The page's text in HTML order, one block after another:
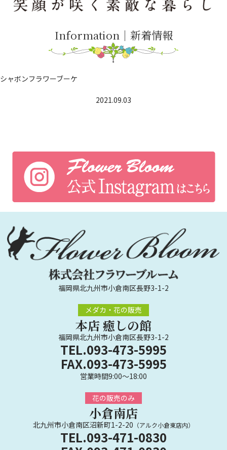
Information｜新着情報
シャボンフラワーブーケ
2021.09.03
福岡県北九州市小倉南区長野3-1-2
メダカ・花の販売
本店 癒しの館
福岡県北九州市小倉南区長野3-1-2
TEL.093-473-5995
FAX.093-473-5995
営業時間9:00～18:00
花の販売のみ
小倉南店
北九州市小倉南区沼新町1-2-20 （アルク小倉東店内）
TEL.093-471-0830